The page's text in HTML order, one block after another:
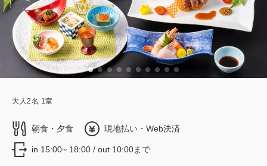
大人 2名 1 室
朝食・夕食 現地払い・Web決済
in 15:00~ 18:00 / out 10:00まで